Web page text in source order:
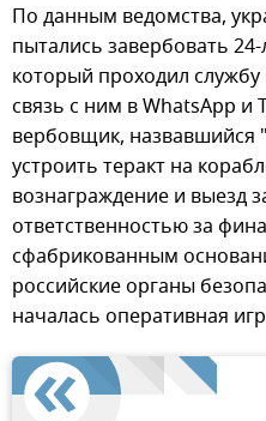
По данным ведомства,
пытались завербовать
который проходил
связь с ним в WhatsАpp и
вербовщик,
устроить теракт на
вознаграждение и выезд
ответственностью за
сфабрикованным
российские органы
началась оперативная